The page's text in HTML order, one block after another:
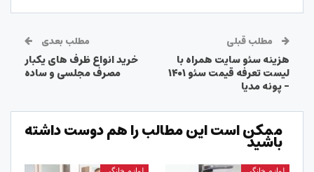
مطلب قبلی
هزینه سئو سایت همراه با
لیست تعرفه قیمت سئو ۱۴۰۱
– پونه مدیا
مطلب بعدی
خرید انواع ظرف های یکبار
مصرف مجلسی و ساده
ممکن است این مطالب را هم دوست داشته
باشید